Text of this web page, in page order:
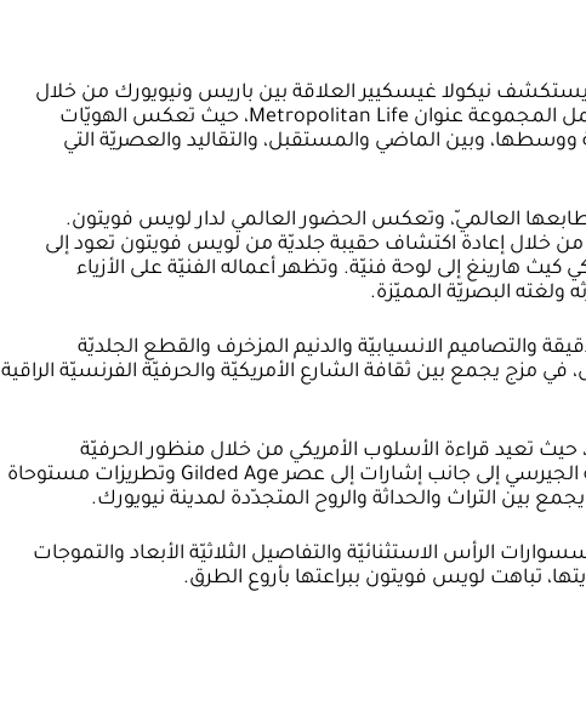
لويس فويتون، يستكشف نيكولا غيسكيير العلاقة بين باريس ونيويورك من خلال
رؤية تقوم على التباين والتبادل الثقافيّ. وتحمل المجموعة عنوان Metropolitan Life، حيث تعكس الهويّات
ووسطها، وبين الماضي والمستقبل، والتقاليد والعصريّة التي
العالميّ، وتعكس الحضور العالمي لدار لويس فويتون.
خلال إعادة اكتشاف حقيبة جلديّة من لويس فويتون تعود إلى
كيث هارينغ إلى لوحة فنيّة. وتظهر أعماله الفنيّة على الأزياء
ولغته البصريّة المميّزة.
والتصاميم الانسيابيّة والدنيم المزخرف والقطع الجلديّة
في مزج يجمع بين ثقافة الشارع الأمريكيّة والحرفيّة الفرنسيّة الراقية
وقد قُدّمت المجموعة داخل صالونات Frick، حيث تعيد قراءة الأسلوب الأمريكي من خلال منظور الحرفيّة
الفرنسية. وبرز الجينز الأزرق والجلد وأقمشة الجيرسي إلى جانب إشارات إلى عصر Gilded Age وتطريزات مستوحاة
بين التراث والحداثة والروح المتجدّدة لمدينة نيويورك.
الرأس الاستثنائيّة والتفاصيل الثلاثيّة الأبعاد والتموجات
تباهت لويس فويتون ببراعتها بأروع الطرق.